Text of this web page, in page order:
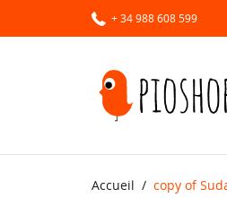
+ 34 988 608 599
Accueil copy of